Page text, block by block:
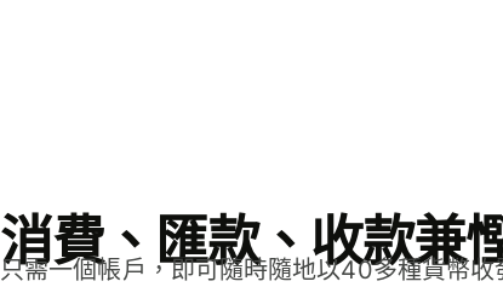
消費、匯款、收款兼
只需一個帳戶，即可隨時隨地以40多種貨幣